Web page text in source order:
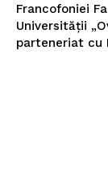
Francofoniei Facultatea de Litere din cadrul
Universității
parteneriat cu